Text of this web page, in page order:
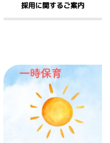
採用に関するご案内